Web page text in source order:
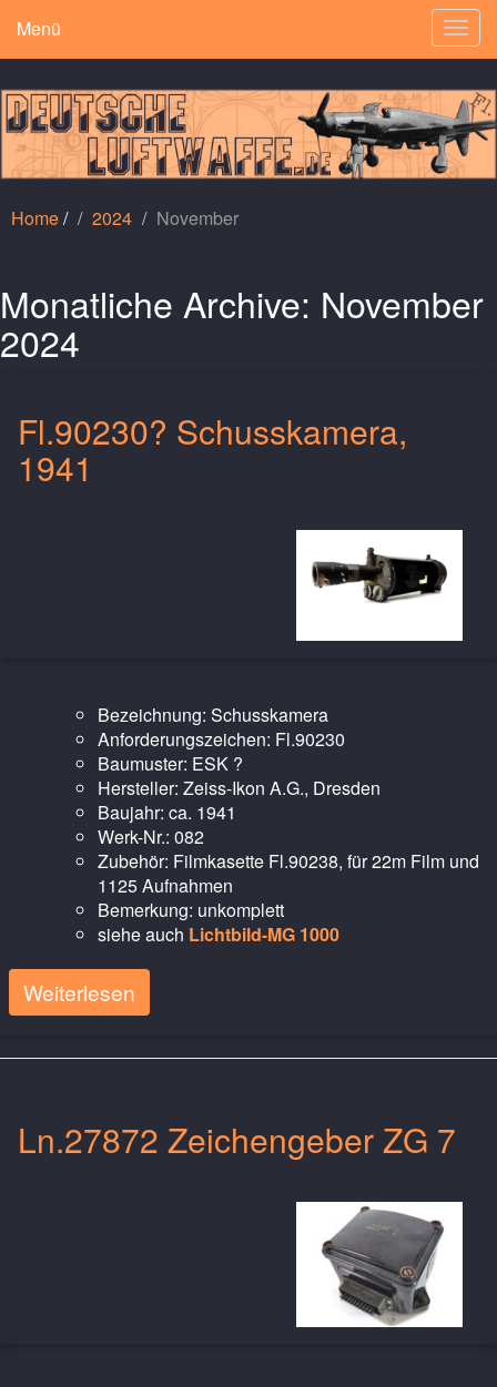
Menü
Home/ 2024 November
Monatliche Archive: November
2024
Fl.90230? Schusskamera,
1941
Bezeichnung: Schusskamera
Anforderungszeichen: Fl.90230
Baumuster: ESK ?
Hersteller: Zeiss-Ikon A.G., Dresden
Baujahr: ca. 1941
Werk-Nr.: 082
Zubehör: Filmkasette Fl.90238, für 22m Film und
1125 Aufnahmen
Bemerkung: unkomplett
siehe auch Lichtbild-MG 1000
Weiterlesen
Ln.27872 Zeichengeber ZG 7